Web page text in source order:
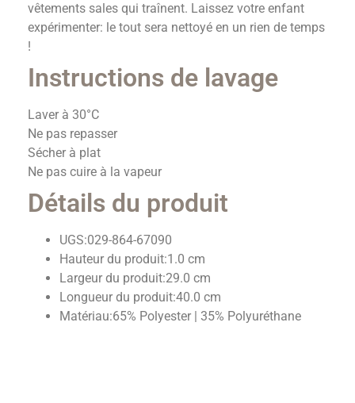
vêtements sales qui traînent. Laissez votre enfant
expérimenter: le tout sera nettoyé en un rien de temps
!
Instructions de lavage
Laver à 30°C
Ne pas repasser
Sécher à plat
Ne pas cuire à la vapeur
Détails du produit
UGS:029-864-67090
Hauteur du produit:1.0 cm
Largeur du produit:29.0 cm
Longueur du produit:40.0 cm
Matériau:65% Polyester | 35% Polyuréthane